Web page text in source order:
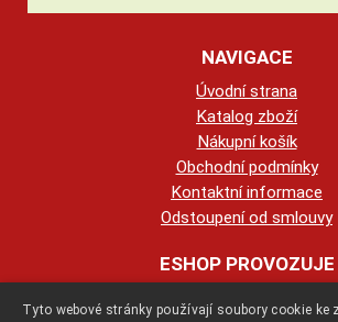
NAVIGACE
Úvodní strana
Katalog zboží
Nákupní košík
Obchodní podmínky
Kontaktní informace
Odstoupení od smlouvy
ESHOP PROVOZUJE
Tyto webové stránky používají soubory cookie ke